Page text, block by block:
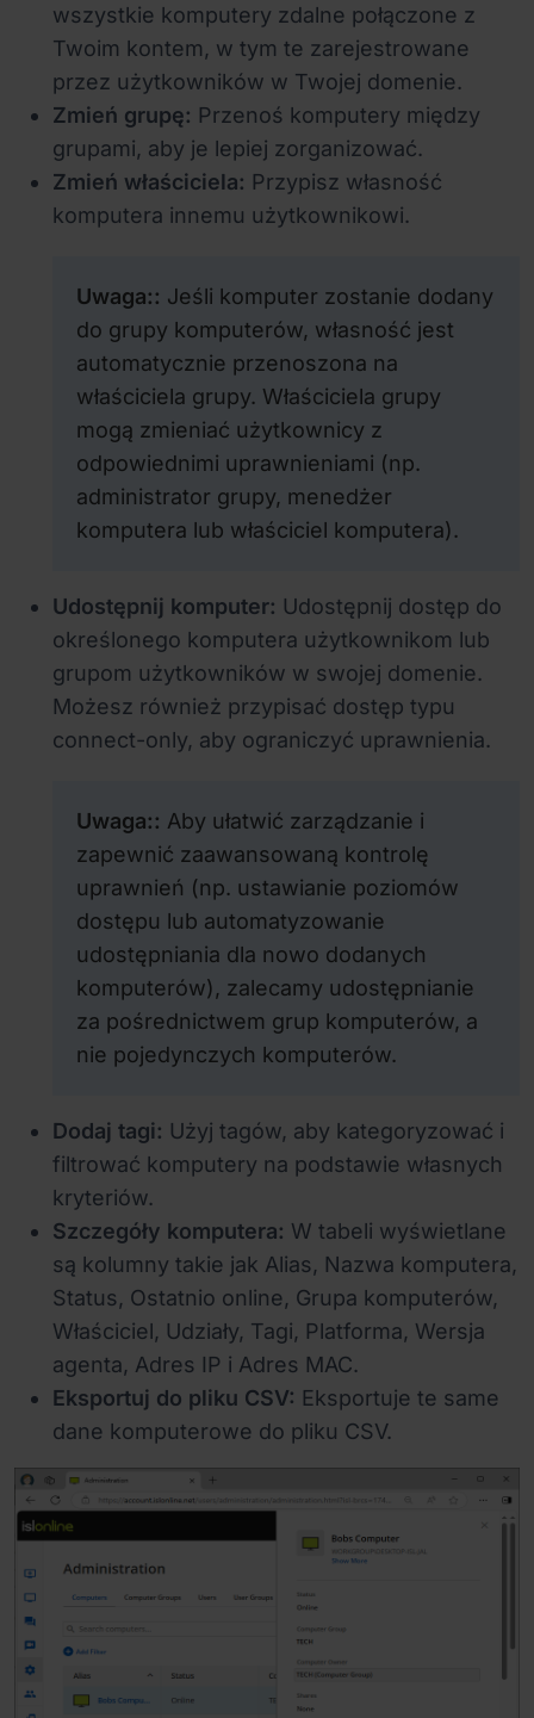
wszystkie komputery zdalne połączone z
Twoim kontem, w tym te zarejestrowane
przez użytkowników w Twojej domenie.
Zmień grupę: Przenoś komputery między
grupami, aby je lepiej zorganizować.
Zmień właściciela: Przypisz własność
komputera innemu użytkownikowi.
Uwaga:: Jeśli komputer zostanie dodany
do grupy komputerów, własność jest
automatycznie przenoszona na
właściciela grupy. Właściciela grupy
mogą zmieniać użytkownicy z
odpowiednimi uprawnieniami (np.
administrator grupy, menedżer
komputera lub właściciel komputera).
Udostępnij komputer: Udostępnij dostęp do
określonego komputera użytkownikom lub
grupom użytkowników w swojej domenie.
Możesz również przypisać dostęp typu
connect-only, aby ograniczyć uprawnienia.
Uwaga:: Aby ułatwić zarządzanie i
zapewnić zaawansowaną kontrolę
uprawnień (np. ustawianie poziomów
dostępu lub automatyzowanie
udostępniania dla nowo dodanych
komputerów), zalecamy udostępnianie
za pośrednictwem grup komputerów, a
nie pojedynczych komputerów.
Dodaj tagi: Użyj tagów, aby kategoryzować i
filtrować komputery na podstawie własnych
kryteriów.
Szczegóły komputera: W tabeli wyświetlane
są kolumny takie jak Alias, Nazwa komputera,
Status, Ostatnio online, Grupa komputerów,
Właściciel, Udziały, Tagi, Platforma, Wersja
agenta, Adres IP i Adres MAC.
Eksportuj do pliku CSV: Eksportuje te same
dane komputerowe do pliku CSV.